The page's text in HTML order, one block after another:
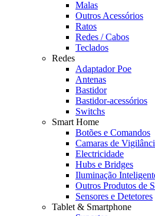
Malas
Outros Acessórios
Ratos
Redes / Cabos
Teclados
Redes
Adaptador Poe
Antenas
Bastidor
Bastidor-acessórios
Switchs
Smart Home
Botões e Comandos
Camaras de
Electricidade
Hubs e Bridges
Iluminação
Outros Produtos de
Sensores e Detetores
Tablet & Smartphone